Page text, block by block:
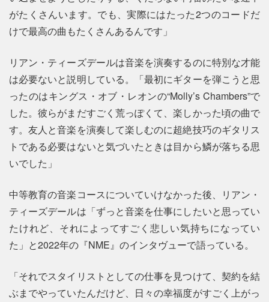
がたくさんいます。でも、実際にはたった2つのコードだ
けで最高の曲もたくさんあるんです」
リアン・ティーズデールは音楽を演奏するのに特別な才能
は必要ないと説明している。「最初にギターを弾こうと思
ったのはキングス・オブ・レオンの“Molly’s Chambers”で
した。彼らがまだすごく荒っぽくて、楽しかった頃の曲で
す。友人と音楽を演奏して楽しむのに超絶技巧のギタリス
トである必要はないと気づいたときは目から鱗が落ちる思
いでした」
中等教育の音楽コースについていけなかった後、リアン・
ティーズデールは「ずっと音楽を仕事にしたいと思ってい
たけれど、それによってすごく悲しい気持ちになってい
た」と2022年の『NME』のインタヴューで語っている。
「それでスタイリストとしての仕事を見つけて、契約を結
ぶまでやっていたんだけど、日々の幸福度がすごく上がっ